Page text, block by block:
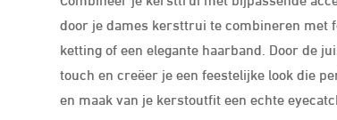
door je dames kersttrui te combineren met
ketting of een elegante haarband. Door de
touch en creëer je een feestelijke look die
en maak van je kerstoutfit een echte